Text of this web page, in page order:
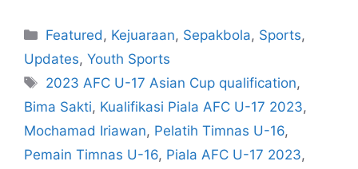
Featured , Kejuaraan, Sepakbola, Sports,
Updates, Youth Sports
2023 AFC U-17 Asian Cup qualification,
Bima Sakti, Kualifikasi Piala AFC U-17 2023,
Mochamad Iriawan, Pelatih Timnas U-16,
Pemain Timnas U-16, Piala AFC U-17 2023,